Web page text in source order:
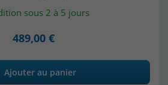
sous 2 à 5 jours
489,00 €
Ajouter au panier